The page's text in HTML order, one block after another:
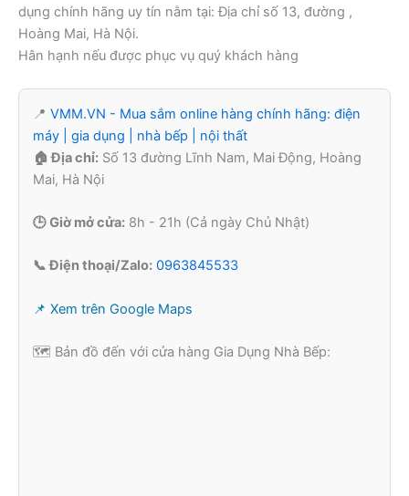
dụng chính hãng uy tín nằm tại: Địa chỉ số 13, đường ,
Hoàng Mai, Hà Nội.
Hân hạnh nếu được phục vụ quý khách hàng
📍 VMM.VN - Mua sắm online hàng chính hãng: điện
máy | gia dụng | nhà bếp | nội thất
🏠 Địa chỉ: Số 13 đường Lĩnh Nam, Mai Động, Hoàng
Mai, Hà Nội
🕒 Giờ mở cửa: 8h - 21h (Cả ngày Chủ Nhật)
📞 Điện thoại/Zalo: 0963845533
📌 Xem trên Google Maps
🗺️ Bản đồ đến với cửa hàng Gia Dụng Nhà Bếp: